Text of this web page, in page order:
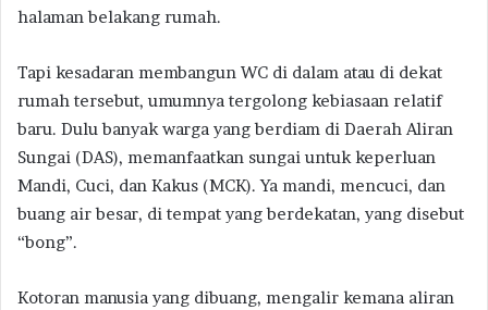
halaman belakang rumah.
Tapi kesadaran membangun WC di dalam atau di dekat
rumah tersebut, umumnya tergolong kebiasaan relatif
baru. Dulu banyak warga yang berdiam di Daerah Aliran
Sungai (DAS), memanfaatkan sungai untuk keperluan
Mandi, Cuci, dan Kakus (MCK). Ya mandi, mencuci, dan
buang air besar, di tempat yang berdekatan, yang disebut
“bong”.
Kotoran manusia yang dibuang, mengalir kemana aliran